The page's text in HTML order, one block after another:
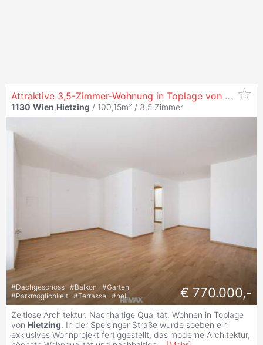
Attraktive 3,5-Zimmer-Wohnung in Toplage von
1130
1130 Wien,Hietzing / 100,15m² / 3,5 Zimmer
#Dachgeschoss #Balkon #Garten
#Parkmöglichkeit #Terrasse #hell € 770.000,-
Zeitlose Architektur. Nachhaltige Qualität. Wohnen in Toplage
von Hietzing. In der Speisinger Straße wurde soeben ein
exklusives Wohnprojekt fertiggestellt, das moderne Architektur,